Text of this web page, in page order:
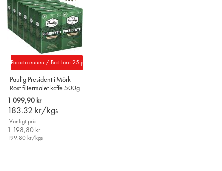
Parasta ennen / Bäst före 25 juli 2027
Paulig Presidentti Mörk
Rost filtermalet kaffe 500g
x 12 st
1 099,90 kr
183.32 kr/kgs
Vanligt pris
1 198,80 kr
199.80 kr/kgs